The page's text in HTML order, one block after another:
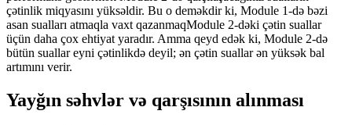
çətinlik miqyasını yüksəldir. Bu o deməkdir ki, Module 1-də bəzi
asan sualları atmaqla vaxt qazanmaqModule 2-dəki çətin suallar
üçün daha çox ehtiyat yaradır. Amma qeyd edək ki, Module 2-də
bütün suallar eyni çətinlikdə deyil; ən çətin suallar ən yüksək bal
artımını verir.
Yayğın səhvlər və qarşısının alınması